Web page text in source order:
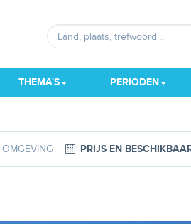
THEMA'S PERIODEN
OMGEVING PRIJS EN